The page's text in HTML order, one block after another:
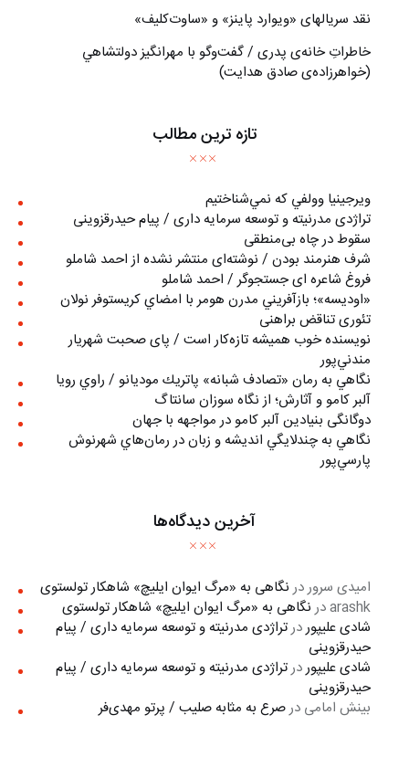
نقد سریالهای «ویوارد پاینز» و «ساوت‌کلیف»
خاطراتِ خانه‌ی پدری / گفت‌وگو با مهرانگيز دولتشاهي
(خواهرزاده‌ی صادق هدايت)
تازه ترین مطالب
ويرجينيا وولفي كه نمي‌شناختيم
تراژدی مدرنیته و توسعه سرمایه داری / پیام حیدرقزوینی
سقوط در چاه بی‌منطقی
شرف هنرمند بودن / نوشته‌ای منتشر نشده از احمد شاملو
فروغ شاعره ای جستجوگر / احمد شاملو
«اوديسه»؛ بازآفريني مدرن هومر با امضاي كريستوفر نولان
تئوری تناقض براهنی
نويسنده خوب هميشه تازه‌كار است / پای صحبت شهريار
مندني‌پور
نگاهي به رمان «تصادف شبانه» پاتريك موديانو / راوي رويا
آلبر کامو و آثارش؛ از نگاه سوزان سانتاگ
دوگانگی بنیادین آلبر کامو در مواجهه با جهان
نگاهي به چندلايگي انديشه و زبان در رمان‌هاي شهرنوش
پارسي‌پور
آخرین دیدگاه‌ها
امیدی سروردر نگاهی به «مرگ ايوان ايليچ» شاهکار تولستوی
arashkدر نگاهی به «مرگ ايوان ايليچ» شاهکار تولستوی
شادی علیپوردرتراژدی مدرنیته و توسعه سرمایه داری / پیام
حیدرقزوینی
شادی علیپوردرتراژدی مدرنیته و توسعه سرمایه داری / پیام
حیدرقزوینی
بینش امامی درصرع به مثابه صلیب / پرتو مهدی‌فر